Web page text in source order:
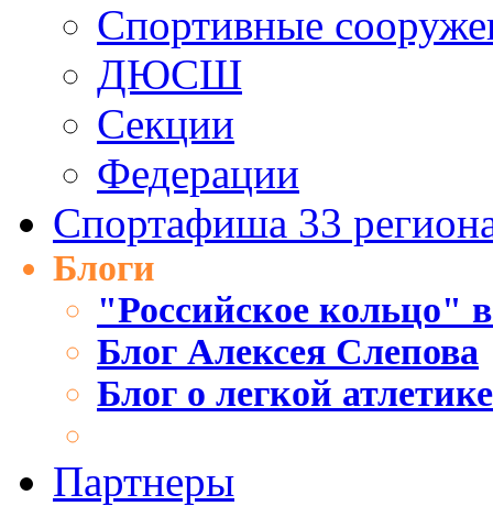
Cпортивные
ДЮСШ
Секции
Федерации
Спортафиша 33
Блоги
"Российское кольцо"
Блог Алексея Слепова
Блог о легкой
Партнеры